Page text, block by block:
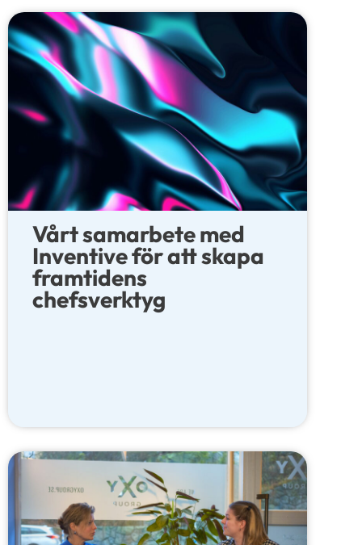
Vårt samarbete med
Inventive för att skapa
framtidens
chefsverktyg